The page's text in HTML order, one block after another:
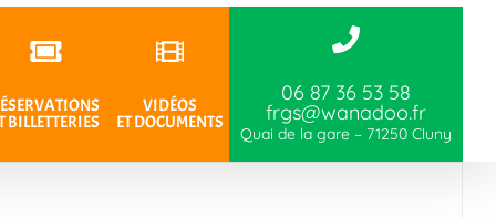
BILLETTERIES
VIDÉOS
ET DOCUMENTS
06 87 36 53 58
frgs@wanadoo.fr
Quai de la gare – 71250 Cluny